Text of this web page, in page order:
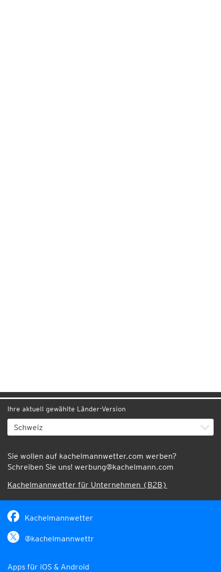
Ihre aktuell gewählte Länder-Version
Sie wollen auf kachelmannwetter.com werben?
Schreiben Sie uns! werbung@kachelmann.com
Kachelmannwetter für Unternehmen (B2B)
Kachelmannwetter
@kachelmannwettr
Apps für iOS & Android